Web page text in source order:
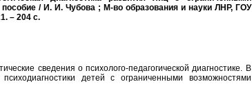
/ И. И. Чубова ; М-во образования и науки ЛНР, ГОУ
– 204 с.
сведения о психолого-педагогической диагностике. В
детей с ограниченными возможностями